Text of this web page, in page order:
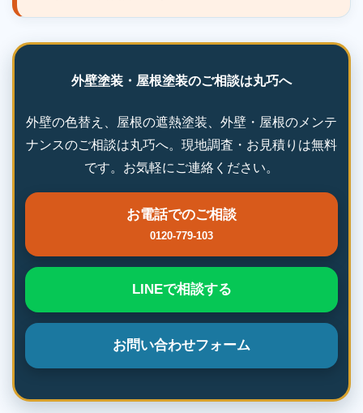
外壁塗装・屋根塗装のご相談は丸巧へ
外壁の色替え、屋根の遮熱塗装、外壁・屋根のメンテ
ナンスのご相談は丸巧へ。現地調査・お見積りは無料
です。お気軽にご連絡ください。
お電話でのご相談
0120-779-103
LINEで相談する
お問い合わせフォーム